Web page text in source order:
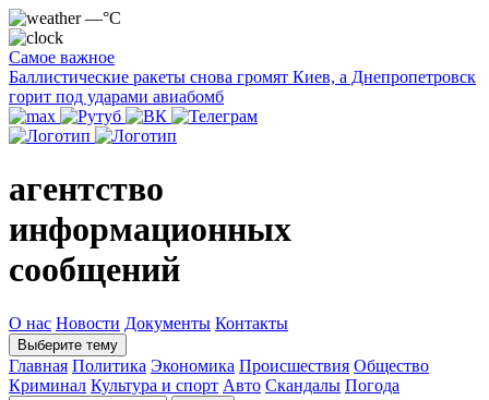
—°C
Самое важное
Баллистические ракеты снова громят Киев, а Днепропетровск
горит под ударами авиабомб
агентство
информационных
сообщений
О нас Новости Документы Контакты
Выберите тему
Главная Политика Экономика Происшествия Общество
Криминал Культура и спорт Авто Скандалы Погода